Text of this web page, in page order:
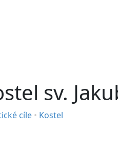
sv.
cíle • Kostel